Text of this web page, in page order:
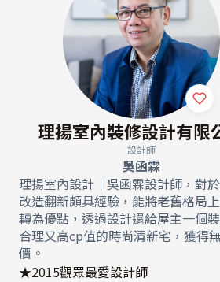
理揚室內裝修設計有限
設計師
吳函霖
理揚室內設計｜吳函霖設計師，對
改造翻新頗具經驗，能將老舊格局
轉為優點，透過設計還給屋主一個
合理又高cp值的時尚清新宅，獲得
價。
★2015觀眾最愛設計師